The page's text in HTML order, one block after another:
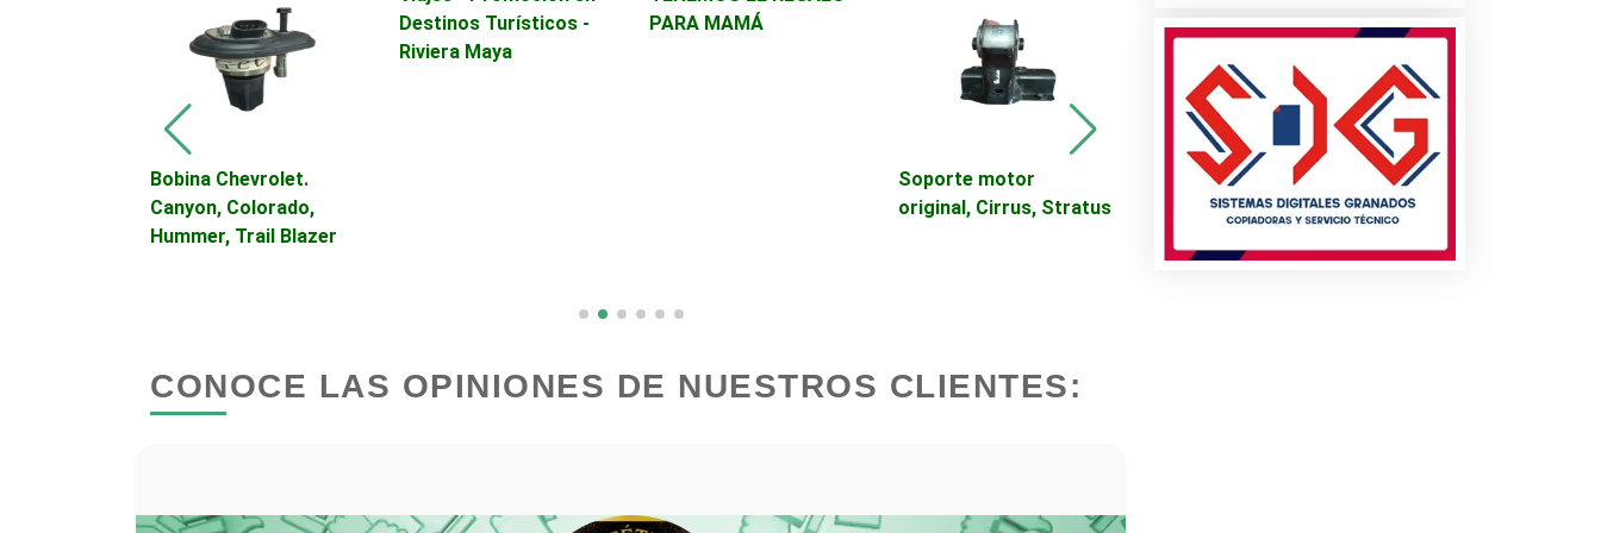
Bancos Bares y Cantinas
Bordados y Estampados
Cajas de Ahorro
Camiones para Fletes Cancelería de Aluminio Capacitación
Bobina Chevrolet.
Canyon, Colorado,
Hummer, Trail Blazer
Destinos Turísticos -
Riviera Maya
PARA MAMÁ
Soporte motor
original, Cirrus, Stratus
Promoción de
Afinación Mayor para
LINOLEUM
CONOCE LAS OPINIONES DE NUESTROS CLIENTES: